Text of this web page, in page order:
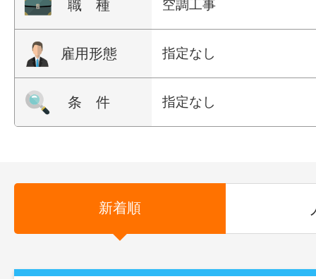
職 種 空調工事
雇用形態 指定なし
条 件 指定なし
新着順